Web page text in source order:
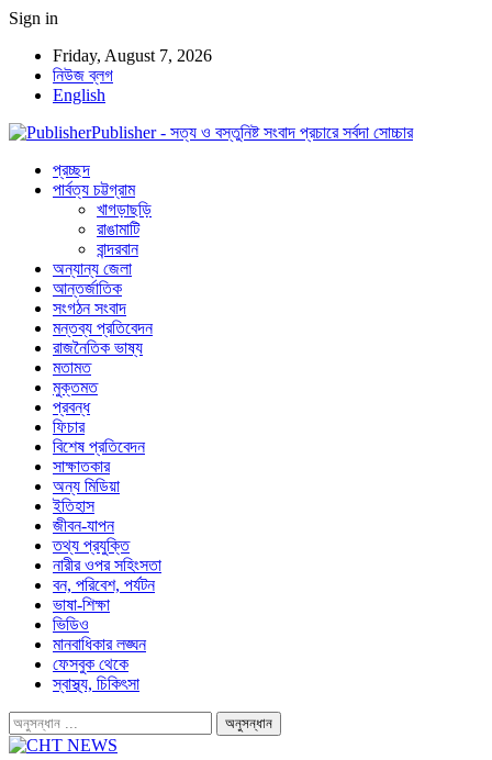
Sign in
Friday, August 7, 2026
নিউজ ব্লগ
English
Publisher - সত্য ও বস্তুনিষ্ট সংবাদ প্রচারে সর্বদা সোচ্চার
প্রচ্ছদ
পার্বত্য চট্টগ্রাম
খাগড়াছড়ি
রাঙামাটি
বান্দরবান
অন্যান্য জেলা
আন্তর্জাতিক
সংগঠন সংবাদ
মন্তব্য প্রতিবেদন
রাজনৈতিক ভাষ্য
মতামত
মুক্তমত
প্রবন্ধ
ফিচার
বিশেষ প্রতিবেদন
সাক্ষাতকার
অন্য মিডিয়া
ইতিহাস
জীবন-যাপন
তথ্য প্রযুক্তি
নারীর ওপর সহিংসতা
বন, পরিবেশ, পর্যটন
ভাষা-শিক্ষা
ভিডিও
মানবাধিকার লঙ্ঘন
ফেসবুক থেকে
স্বাস্থ্য, চিকিৎসা